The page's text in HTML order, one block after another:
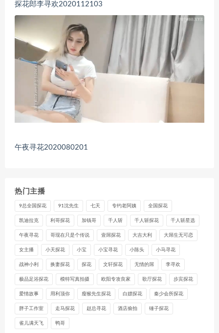
探花郎李寻欢2020112103
午夜寻花2020080201
热门主播
9总全国探花 91沈先生 七天 专约老阿姨 全国探花
凯迪拉克 利哥探花 加钱哥 千人斩 千人斩探花 千人斩星选
午夜寻花 哥现在只是个传说 壹屌探花 大吉大利 大屌生无可恋
女主播 小天探花 小宝 小宝寻花 小陈头 小马寻花
战神小利 换妻探花 探花 文轩探花 无情的屌 李寻欢
极品足浴探花 模特写真拍摄 欧阳专攻良家 歌厅探花 步宾探花
爱情故事 用利顶你 瘦猴先生探花 白嫖探花 秦少会所探花
胖子工作室 走马探花 赵总寻花 酒店偷拍 锤子探花
雀儿满天飞 鸭哥